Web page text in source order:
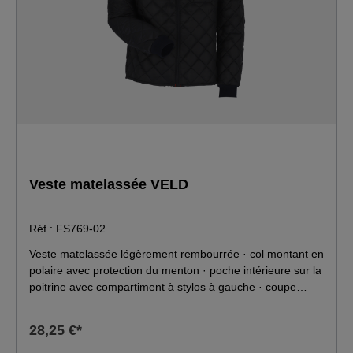
Veste matelassée VELD
Réf : FS769-02
Veste matelassée légèrement rembourrée · col montant en
polaire avec protection du menton · poche intérieure sur la
poitrine avec compartiment à stylos à gauche · coupe
pour réchauffer la zone des reins
28,25 €*